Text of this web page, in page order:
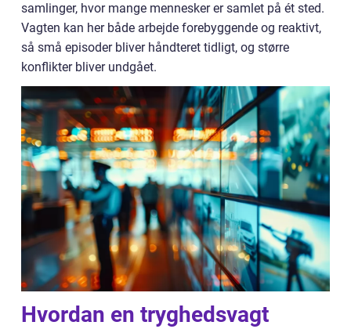
samlinger, hvor mange mennesker er samlet på ét sted.
Vagten kan her både arbejde forebyggende og reaktivt,
så små episoder bliver håndteret tidligt, og større
konflikter bliver undgået.
Hvordan en tryghedsvagt